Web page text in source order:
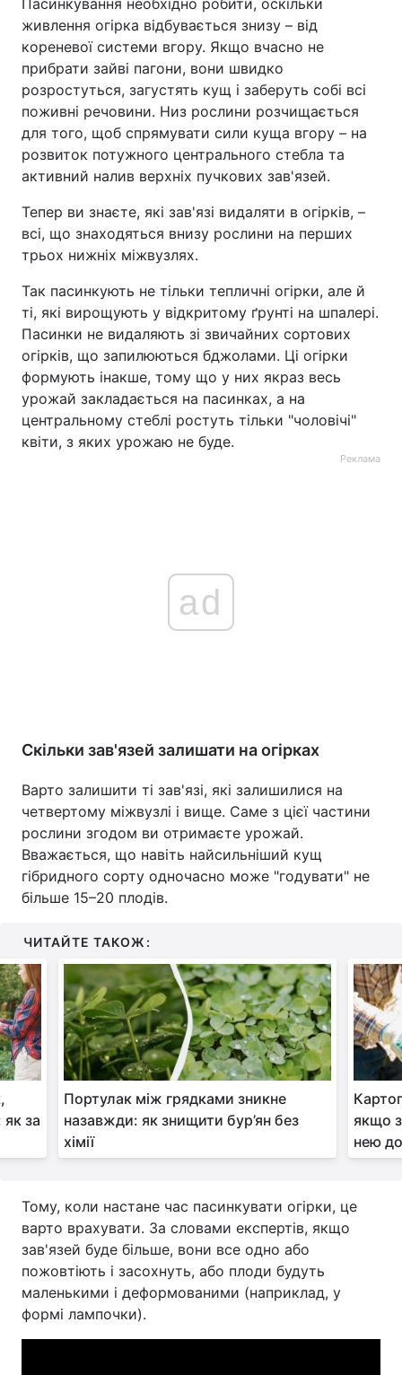
Пасинкування необхідно робити, оскільки
живлення огірка відбувається знизу – від
кореневої системи вгору. Якщо вчасно не
прибрати зайві пагони, вони швидко
розростуться, загустять кущ і заберуть собі всі
поживні речовини. Низ рослини розчищається
для того, щоб спрямувати сили куща вгору – на
розвиток потужного центрального стебла та
активний налив верхніх пучкових зав'язей.
Тепер ви знаєте, які зав'язі видаляти в огірків, –
всі, що знаходяться внизу рослини на перших
трьох нижніх міжвузлях.
Так пасинкують не тільки тепличні огірки, але й
ті, які вирощують у відкритому ґрунті на шпалері.
Пасинки не видаляють зі звичайних сортових
огірків, що запилюються бджолами. Ці огірки
формують інакше, тому що у них якраз весь
урожай закладається на пасинках, а на
центральному стеблі ростуть тільки "чоловічі"
квіти, з яких урожаю не буде.
Реклама
ad
Скільки зав'язей залишати на огірках
Варто залишити ті зав'язі, які залишилися на
четвертому міжвузлі і вище. Саме з цієї частини
рослини згодом ви отримаєте урожай.
Вважається, що навіть найсильніший кущ
гібридного сорту одночасно може "годувати" не
більше 15–20 плодів.
ЧИТАЙТЕ ТАКОЖ:
за
Портулак між грядками зникне
назавжди: як знищити бур’ян без
хімії
якщо
нею
Тому, коли настане час пасинкувати огірки, це
варто врахувати. За словами експертів, якщо
зав'язей буде більше, вони все одно або
пожовтіють і засохнуть, або плоди будуть
маленькими і деформованими (наприклад, у
формі лампочки).